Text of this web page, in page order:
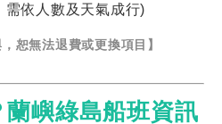
需依人數及天氣成行)
恕無法退費或更換項目】
蘭嶼綠島船班資訊